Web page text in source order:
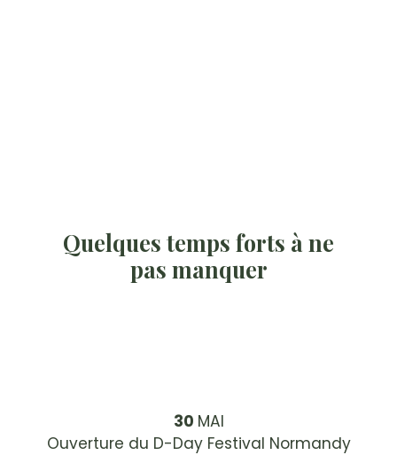
Quelques temps forts à ne
pas manquer
30 MAI
Ouverture du D-Day Festival Normandy